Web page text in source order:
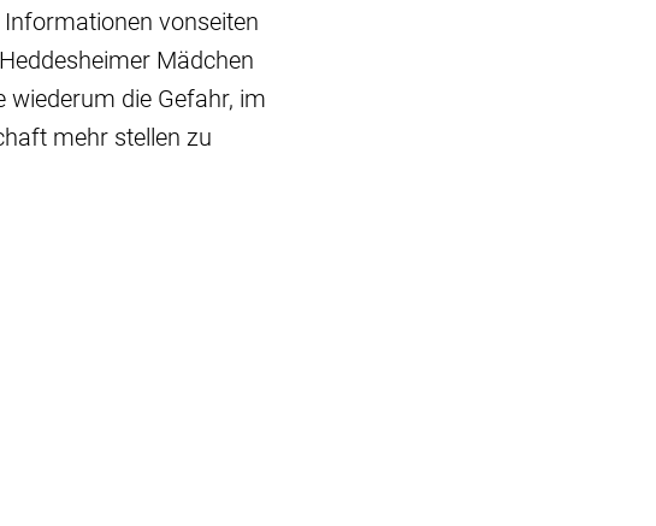
vonseiten
Mädchen
wiederum die Gefahr, im
mehr stellen zu